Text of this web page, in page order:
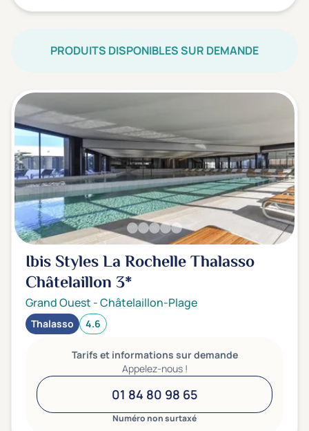
PRODUITS DISPONIBLES SUR DEMANDE
Ibis Styles La Rochelle Thalasso
Châtelaillon 3*
Grand Ouest -Châtelaillon-Plage
Thalasso 4.6
Tarifs et informations sur demande
Appelez-nous !
01 84 80 98 65
Numéro non surtaxé